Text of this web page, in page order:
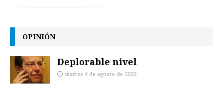
OPINIÓN
Deplorable nivel
martes 4 de agosto de 2026